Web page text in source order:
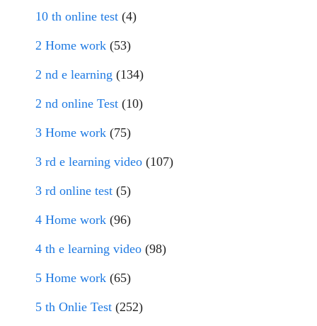
10 th online test (4)
2 Home work (53)
2 nd e learning (134)
2 nd online Test (10)
3 Home work (75)
3 rd e learning video (107)
3 rd online test (5)
4 Home work (96)
4 th e learning video (98)
5 Home work (65)
5 th Onlie Test (252)